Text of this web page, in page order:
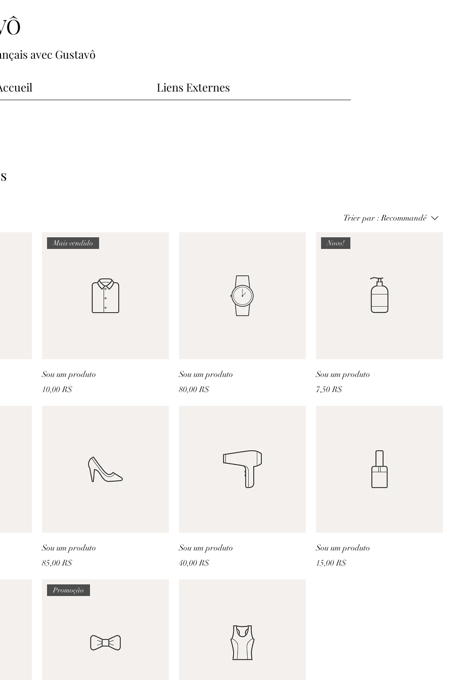
avec Gustavô
Liens Externes
Trier par : Recommandé
Mais vendido
Sou um produto
Prix
10,00 R$
Sou um produto
Prix
80,00 R$
Novo!
Sou um produto
Prix
7,50 R$
Sou um produto
Prix
85,00 R$
Sou um produto
Prix
40,00 R$
Sou um produto
Prix
15,00 R$
Promoção